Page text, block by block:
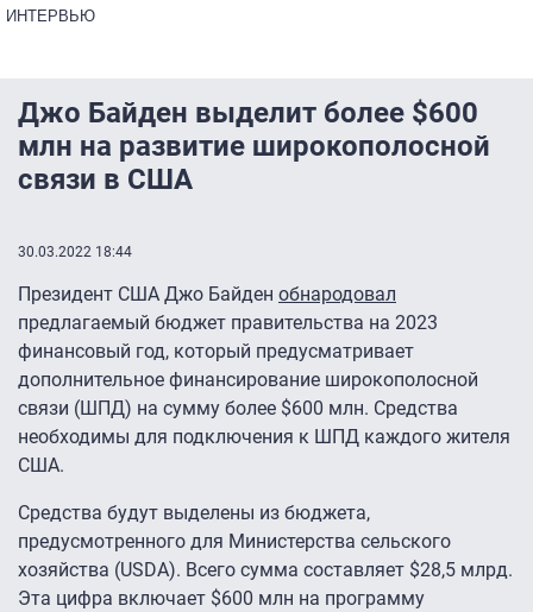
ИНТЕРВЬЮ
Джо Байден выделит более $600
млн на развитие широкополосной
связи в США
30.03.2022 18:44
Президент США Джо Байден обнародовал
предлагаемый бюджет правительства на 2023
финансовый год, который предусматривает
дополнительное финансирование широкополосной
связи (ШПД) на сумму более $600 млн. Средства
необходимы для подключения к ШПД каждого жителя
США.
Средства будут выделены из бюджета,
предусмотренного для Министерства сельского
хозяйства (USDA). Всего сумма составляет $28,5 млрд.
Эта цифра включает $600 млн на программу